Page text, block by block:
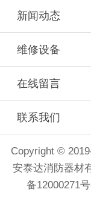
新闻动态
维修设备
在线留言
联系我们
Copyright ©
安泰达消防器材
备12000271